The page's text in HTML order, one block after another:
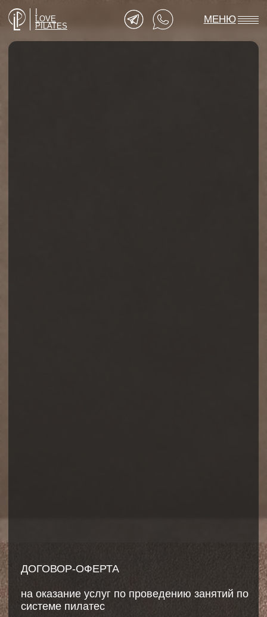
МЕНЮ
LOVE
PILATES
содержит все существенные условия
договора на оказание услуг (далее –
1.2. В соответствии с пунктом 2 статьи 437
Гражданского Кодекса Российской